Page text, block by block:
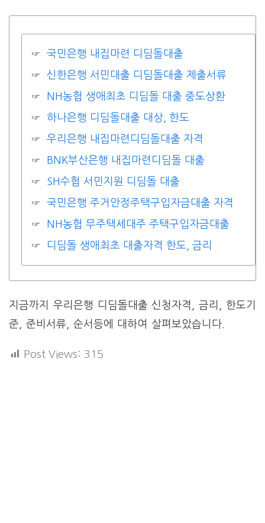
국민은행 내집마련 디딤돌대출
신한은행 서민대출 디딤돌대출 제출서류
NH농협 생애최초 디딤돌 대출 중도상환
하나은행 디딤돌대출 대상, 한도
우리은행 내집마련디딤돌대출 자격
BNK부산은행 내집마련디딤돌 대출
SH수협 서민지원 디딤돌 대출
국민은행 주거안정주택구입자금대출 자격
NH농협 무주택세대주 주택구입자금대출
디딤돌 생애최초 대출자격 한도, 금리
지금까지 우리은행 디딤돌대출 신청자격, 금리, 한도기
준, 준비서류, 순서등에 대하여 살펴보았습니다.
Post Views: 315